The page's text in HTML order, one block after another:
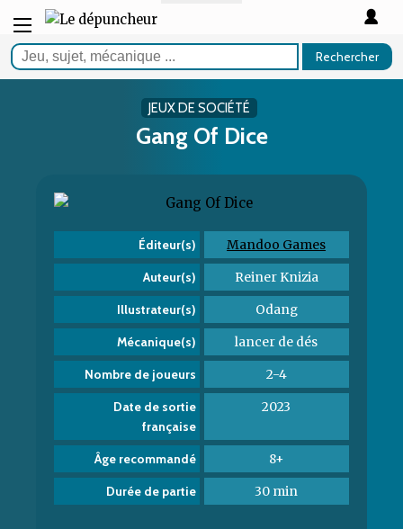
Rechercher
JEUX DE SOCIÉTÉ
Gang Of Dice
Éditeur(s) Mandoo Games
Auteur(s) Reiner Knizia
Illustrateur(s) Odang
Mécanique(s) lancer de dés
Nombre de joueurs 2-4
Date de sortie
française
2023
Âge recommandé 8+
Durée de partie 30 min